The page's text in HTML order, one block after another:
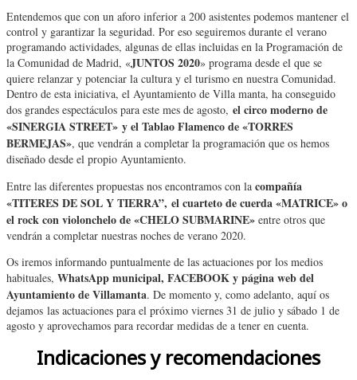
Entendemos que con un aforo inferior a 200 asistentes podemos mantener el
control y garantizar la seguridad. Por eso seguiremos durante el verano
programando actividades, algunas de ellas incluidas en la Programación de
la Comunidad de Madrid, «JUNTOS 2020» programa desde el que se
quiere relanzar y potenciar la cultura y el turismo en nuestra Comunidad.
Dentro de esta iniciativa, el Ayuntamiento de Villa manta, ha conseguido
dos grandes espectáculos para este mes de agosto, el circo moderno de
«SINERGIA STREET» y el Tablao Flamenco de «TORRES
BERMEJAS», que vendrán a completar la programación que os hemos
diseñado desde el propio Ayuntamiento.
Entre las diferentes propuestas nos encontramos con la compañía
«TITERES DE SOL Y TIERRA”, el cuarteto de cuerda «MATRICE» o
el rock con violonchelo de «CHELO SUBMARINE» entre otros que
vendrán a completar nuestras noches de verano 2020.
Os iremos informando puntualmente de las actuaciones por los medios
habituales, WhatsApp municipal, FACEBOOK y página web del
Ayuntamiento de Villamanta. De momento y, como adelanto, aquí os
dejamos las actuaciones para el próximo viernes 31 de julio y sábado 1 de
agosto y aprovechamos para recordar medidas de a tener en cuenta.
Indicaciones y recomendaciones